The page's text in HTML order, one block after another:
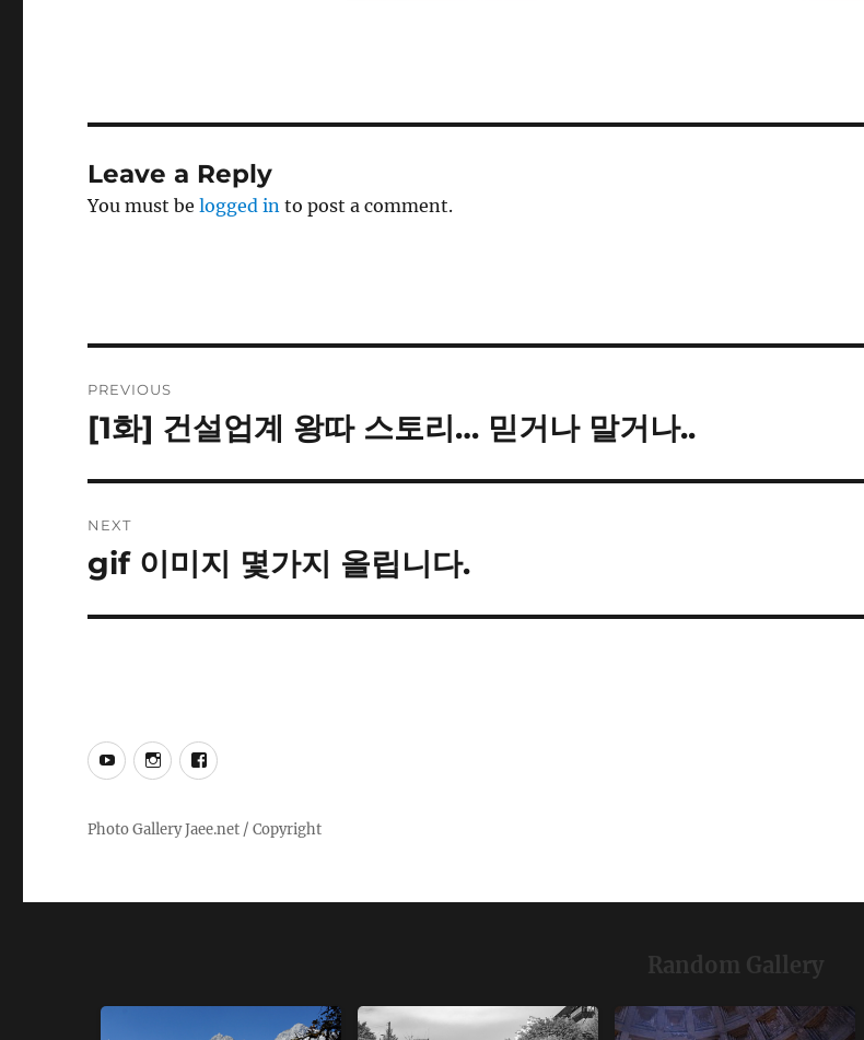
Leave a Reply
You must belogged in to post a comment.
navigation
PREVIOUS
Previous
[1화] 건설업계 왕따 스토리… 믿거나 말거나..
NEXT
Next
gif 이미지 몇가지 올립니다.
YouTubeInstagramFacebook
Random Gallery